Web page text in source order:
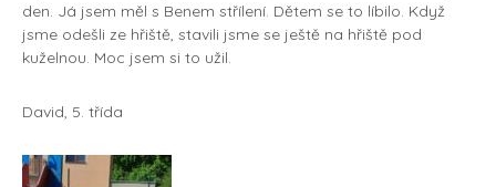
den. Já jsem měl s Benem střílení. Dětem se to líbilo. Když
jsme odešli ze hřiště, stavili jsme se ještě na hřiště pod
kuželnou. Moc jsem si to užil.
David, 5. třída